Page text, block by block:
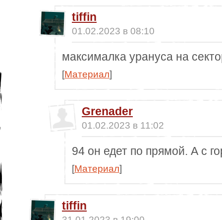
tiffin
01.02.2023 в 08:10
максималка урануса на
[Материал]
Grenader
01.02.2023 в 11:02
94 он едет по прямой. А с
[Материал]
tiffin